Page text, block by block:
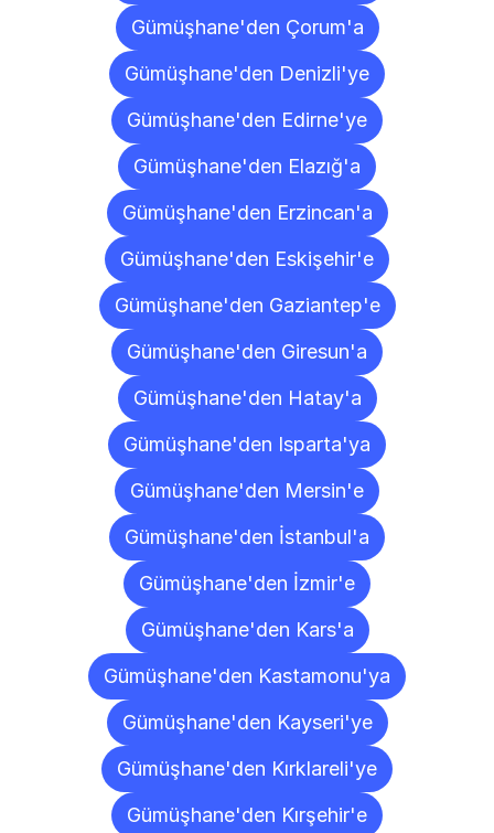
Gümüşhane'den Çorum'a
Gümüşhane'den Denizli'ye
Gümüşhane'den Edirne'ye
Gümüşhane'den Elazığ'a
Gümüşhane'den Erzincan'a
Gümüşhane'den Eskişehir'e
Gümüşhane'den Gaziantep'e
Gümüşhane'den Giresun'a
Gümüşhane'den Hatay'a
Gümüşhane'den Isparta'ya
Gümüşhane'den Mersin'e
Gümüşhane'den İstanbul'a
Gümüşhane'den İzmir'e
Gümüşhane'den Kars'a
Gümüşhane'den Kastamonu'ya
Gümüşhane'den Kayseri'ye
Gümüşhane'den Kırklareli'ye
Gümüşhane'den Kırşehir'e